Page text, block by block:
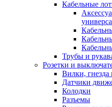
Кабельные
Трубы и
Розетки и
Вилки,
Датчики
Колодки
Разъемы